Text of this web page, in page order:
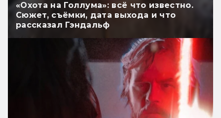
«Охота на Голлума»: всё что известно.
Сюжет, съёмки, дата выхода и что
рассказал Гэндальф